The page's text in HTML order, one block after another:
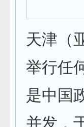
天津（
举行任
是中国
并发，